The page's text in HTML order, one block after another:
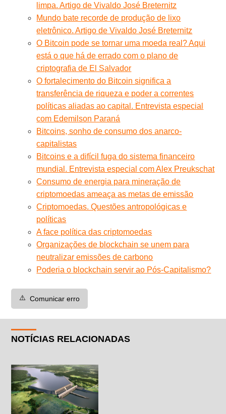
limpa. Artigo de Vivaldo José Breternitz
Mundo bate recorde de produção de lixo
eletrônico. Artigo de Vivaldo José Breternitz
O Bitcoin pode se tornar uma moeda real? Aqui
está o que há de errado com o plano de
criptografia de El Salvador
O fortalecimento do Bitcoin significa a
transferência de riqueza e poder a correntes
políticas aliadas ao capital. Entrevista especial
com Edemilson Paraná
Bitcoins, sonho de consumo dos anarco-
capitalistas
Bitcoins e a difícil fuga do sistema financeiro
mundial. Entrevista especial com Alex Preukschat
Consumo de energia para mineração de
criptomoedas ameaça as metas de emissão
Criptomoedas. Questões antropológicas e
políticas
A face política das criptomoedas
Organizações de blockchain se unem para
neutralizar emissões de carbono
Poderia o blockchain servir ao Pós-Capitalismo?
⚠️ Comunicar erro
NOTÍCIAS RELACIONADAS